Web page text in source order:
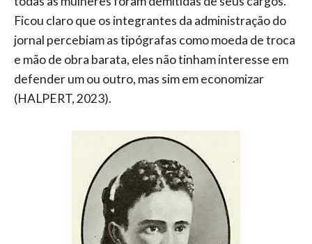
Ficou claro que os integrantes da administração do
jornal percebiam as tipógrafas como moeda de troca
e mão de obra barata, eles não tinham interesse em
defender um ou outro, mas sim em economizar
(HALPERT, 2023).